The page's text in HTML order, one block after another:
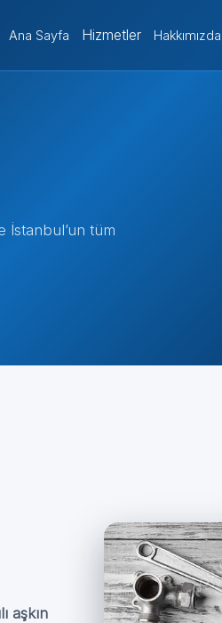
Ana Sayfa Hizmetler Hakkımızda
İstanbul’un tüm
aşkın